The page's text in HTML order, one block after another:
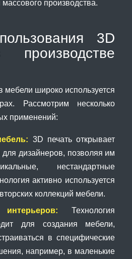
производства.
3D
мебели широко используется
Рассмотрим несколько
применений:
3D печать открывает
дизайнеров, позволяя им
нестандартные
активно используется
коллекций мебели.
Технология
для создания мебели,
в специфические
например, в маленькие